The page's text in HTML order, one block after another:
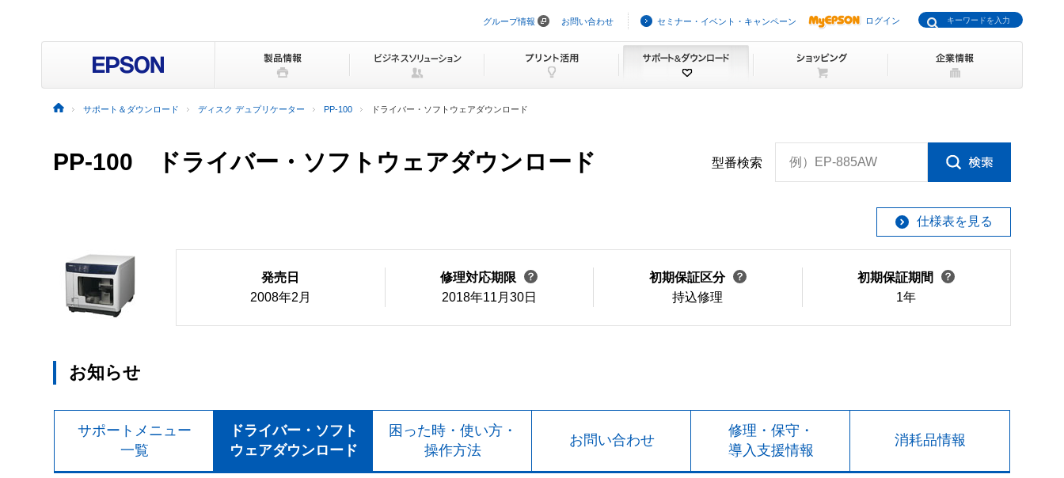
ビ
ョ
を
ッ
プ
グループ情報 お問い合わせ セミナー・イベント・キャンペーン ログイン
サポート＆ダウンロード ディスク デュプリケーター PP-100 ドライバー・ソフトウェアダウンロード
PP-100 ドライバー・ソフトウェアダウンロード 型番検索 例）EP-885AW
仕様表を見る
発売日
2008年2月
修理対応期限
2018年11月30日
初期保証区分
持込修理
初期保証期間
1年
お知らせ
サポートメニュー
一覧
ドライバー・ソフト
ウェアダウンロード
困った時・使い方・
操作方法
お問い合わせ
修理・保守・
導入支援情報
消耗品情報